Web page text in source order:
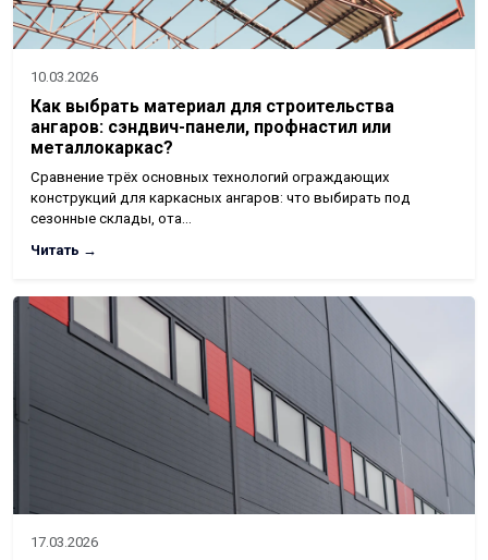
10.03.2026
Как выбрать материал для строительства
ангаров: сэндвич-панели, профнастил или
металлокаркас?
Сравнение трёх основных технологий ограждающих
конструкций для каркасных ангаров: что выбирать под
сезонные склады, ота…
Читать →
17.03.2026